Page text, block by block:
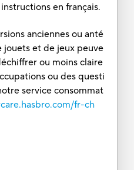
en français.
anciennes ou anté
jouets et de jeux peuve
ou moins claire
ou des questi
service consommat
fr-ch